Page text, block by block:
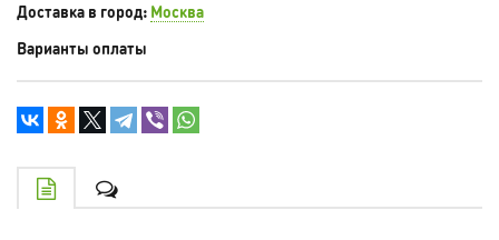
Доставка в город: Москва
Варианты оплаты